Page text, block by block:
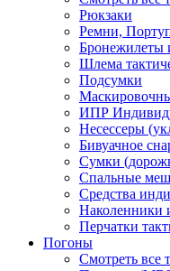
Рюкзаки
Ремни,
Бронежилеты
Шлема
Подсумки
ИПР
Несессеры
Бивуачное
Сумки
Спальные
Средства
Наколенники
Перчатки
Погоны
Смотреть все